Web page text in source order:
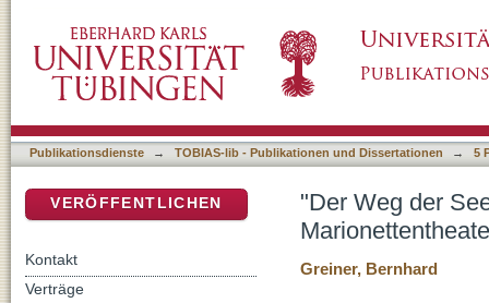
Publikationsdienste → TOBIAS-lib - Publikationen und Dissertationen → 5
"Der Weg der
Greiner, Bernhard
VERÖFFENTLICHEN
Kontakt
Verträge